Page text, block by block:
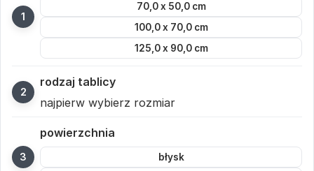
70,0 x 50,0 cm
100,0 x 70,0 cm
125,0 x 90,0 cm
rodzaj tablicy
najpierw wybierz rozmiar
powierzchnia
błysk